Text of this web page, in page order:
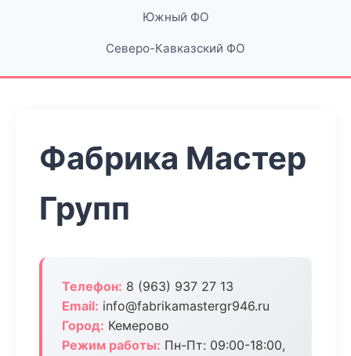
Южный ФО
Северо-Кавказский ФО
Фабрика Мастер
Групп
Телефон: 8 (963) 937 27 13
Email: info@fabrikamastergr946.ru
Город: Кемерово
Режим работы: Пн-Пт: 09:00-18:00,